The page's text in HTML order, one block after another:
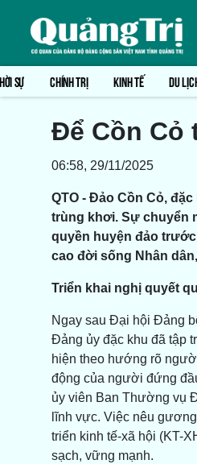
SỰ CHÍNH TRỊ KINH TẾ DU
Để Cồn Cỏ
06:58, 29/11/2025
QTO - Đảo Cồn Cỏ,
trùng khơi. Sự chuyển
quyền huyện đảo
cao đời sống Nhân
Triển khai nghị quyết
Ngay sau Đại hội Đảng
Đảng ủy đặc khu đã tập
hiện theo hướng rõ
động của người đứng
ủy viên Ban Thường vụ
lĩnh vực. Việc nêu
triển kinh tế-xã hội (KT-
sạch, vững mạnh.